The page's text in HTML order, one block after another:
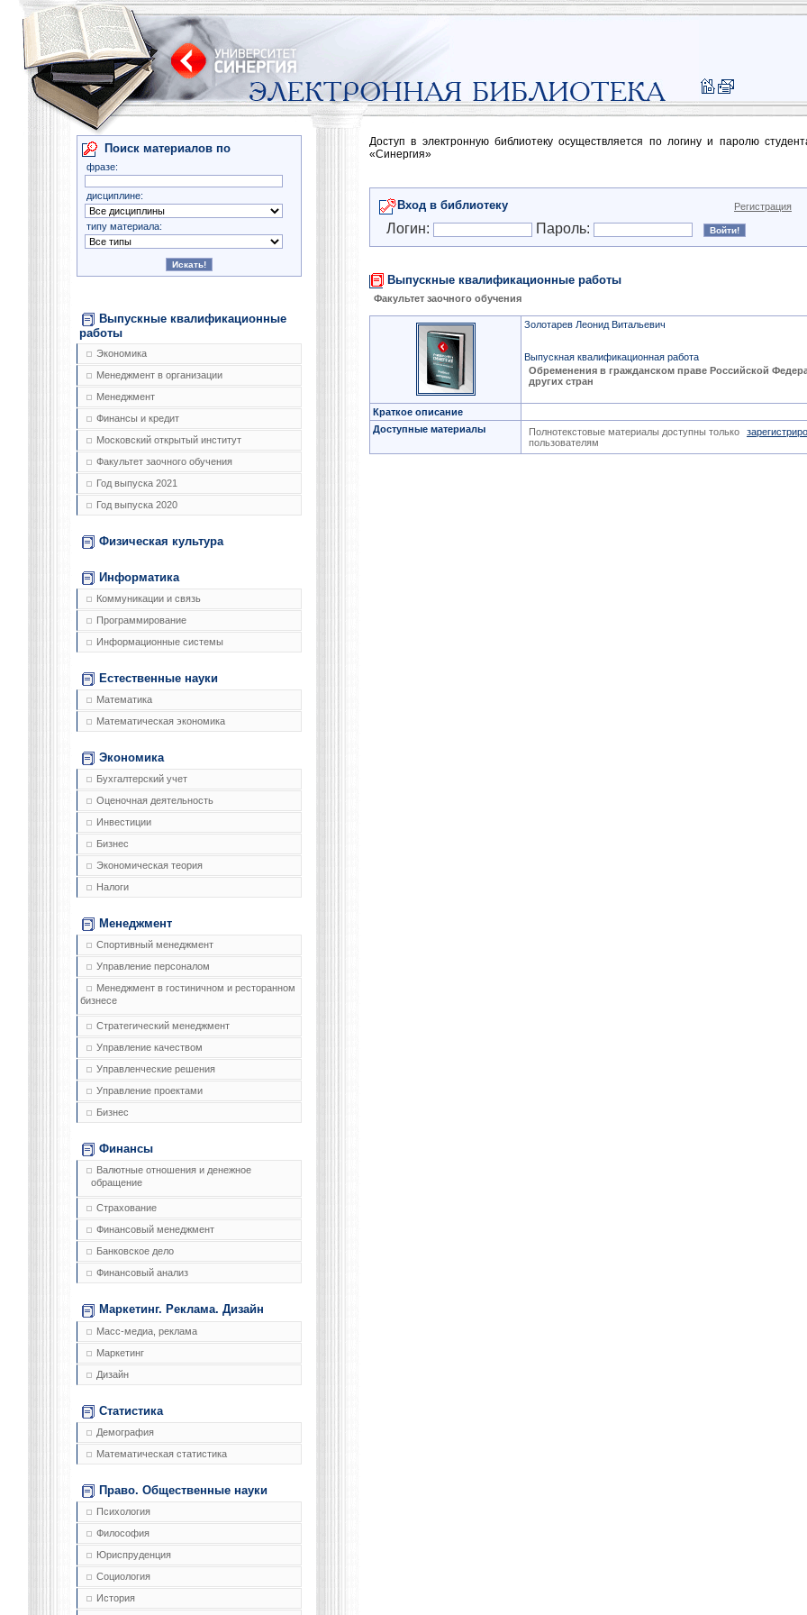
Поиск материалов по
фразе:
дисциплине:
типу материала:
Выпускные квалификационные
работы
Экономика
Менеджмент в организации
Менеджмент
Финансы и кредит
Московский открытый институт
Факультет заочного обучения
Год выпуска 2021
Год выпуска 2020
Физическая культура
Информатика
Коммуникации и связь
Программирование
Информационные системы
Естественные науки
Математика
Математическая экономика
Экономика
Бухгалтерский учет
Оценочная деятельность
Инвестиции
Бизнес
Экономическая теория
Налоги
Менеджмент
Спортивный менеджмент
Управление персоналом
Менеджмент в гостиничном и ресторанном
бизнесе
Стратегический менеджмент
Управление качеством
Управленческие решения
Управление проектами
Бизнес
Финансы
Валютные отношения и денежное
обращение
Страхование
Финансовый менеджмент
Банковское дело
Финансовый анализ
Маркетинг. Реклама. Дизайн
Масс-медиа, реклама
Маркетинг
Дизайн
Статистика
Демография
Математическая статистика
Право. Общественные науки
Психология
Философия
Юриспруденция
Социология
История
Доступ в электронную библиотеку осуществляется по логину и паролю
«Синергия»
Вход в библиотеку Регистрация
Логин: Пароль:
Выпускные квалификационные работы
Факультет заочного обучения
Золотарев Леонид Витальевич
Выпускная квалификационная работа
Обременения в гражданском праве Российской
других стран
Краткое описание
Доступные материалы
Полнотекстовые материалы доступны только
пользователям